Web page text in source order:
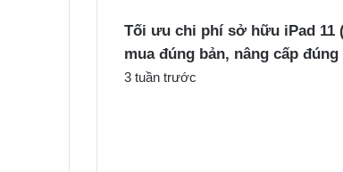
Tối ưu chi phí sở hữu iPad 11
mua đúng bản, nâng cấp đúng
3 tuần trước